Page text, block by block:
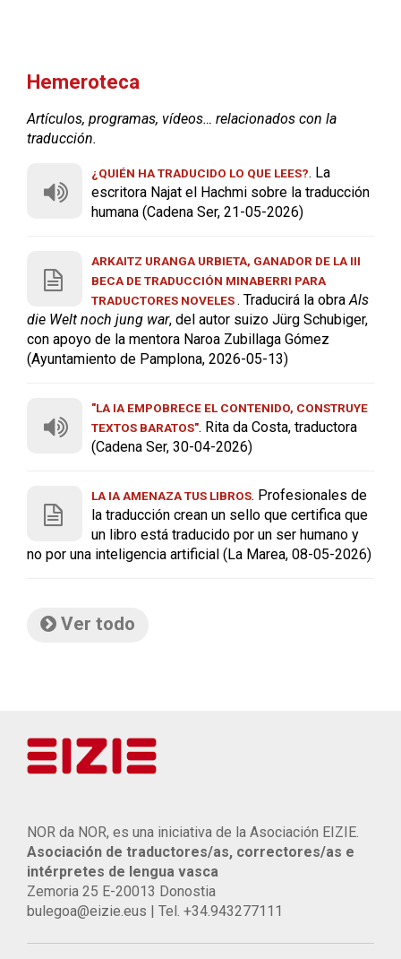
Hemeroteca
Artículos, programas, vídeos… relacionados con la
traducción.
¿QUIÉN HA TRADUCIDO LO QUE LEES?. La
escritora Najat el Hachmi sobre la traducción
humana (Cadena Ser, 21-05-2026)
ARKAITZ URANGA URBIETA, GANADOR DE LA III
BECA DE TRADUCCIÓN MINABERRI PARA
TRADUCTORES NOVELES. Traducirá la obraAls
die Welt noch jung war, del autor suizo Jürg Schubiger,
con apoyo de la mentora Naroa Zubillaga Gómez
(Ayuntamiento de Pamplona, 2026-05-13)
"LA IA EMPOBRECE EL CONTENIDO, CONSTRUYE
TEXTOS BARATOS". Rita da Costa, traductora
(Cadena Ser, 30-04-2026)
LA IA AMENAZA TUS LIBROS. Profesionales de
la traducción crean un sello que certifica que
un libro está traducido por un ser humano y
no por una inteligencia artificial (La Marea, 08-05-2026)
Ver todo
NOR da NOR, es una iniciativa de la Asociación EIZIE.
Asociación de traductores/as, correctores/as e
intérpretes de lengua vasca
Zemoria 25 E-20013 Donostia
bulegoa@eizie.eus | Tel. +34.943277111